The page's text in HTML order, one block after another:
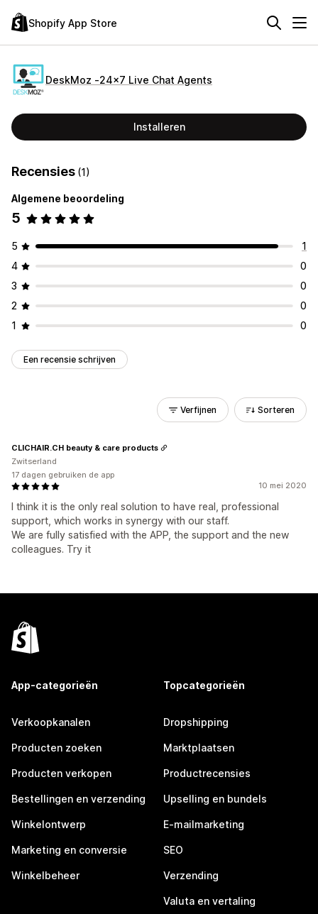
Shopify App Store
DeskMoz ‑24x7 Live Chat Agents
Installeren
Recensies (1)
Algemene beoordeling
5
5
1
4
0
3
0
2
0
1
0
Een recensie schrijven
Verfijnen Sorteren
10 mei 2020
I think it is the only real solution to have real, professional
support, which works in synergy with our staff.
We are fully satisfied with the APP, the support and the new
colleagues. Try it
CLICHAIR.CH beauty & care products
Zwitserland
17 dagen gebruiken de app
App-categorieën
Verkoopkanalen
Producten zoeken
Producten verkopen
Bestellingen en verzending
Winkelontwerp
Marketing en conversie
Winkelbeheer
Topcategorieën
Dropshipping
Marktplaatsen
Productrecensies
Upselling en bundels
E-mailmarketing
SEO
Verzending
Valuta en vertaling